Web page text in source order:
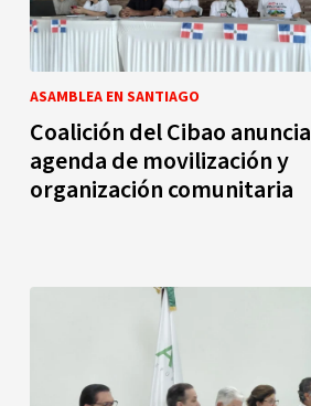
ASAMBLEA EN SANTIAGO
Coalición del Cibao anuncia
agenda de movilización y
organización comunitaria